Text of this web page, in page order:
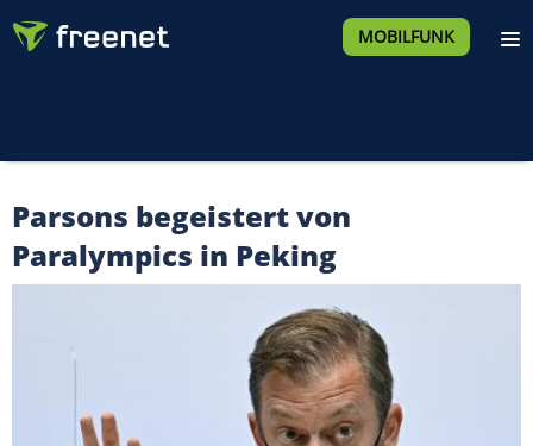
MOBILFUNK
Parsons begeistert von
Paralympics in Peking